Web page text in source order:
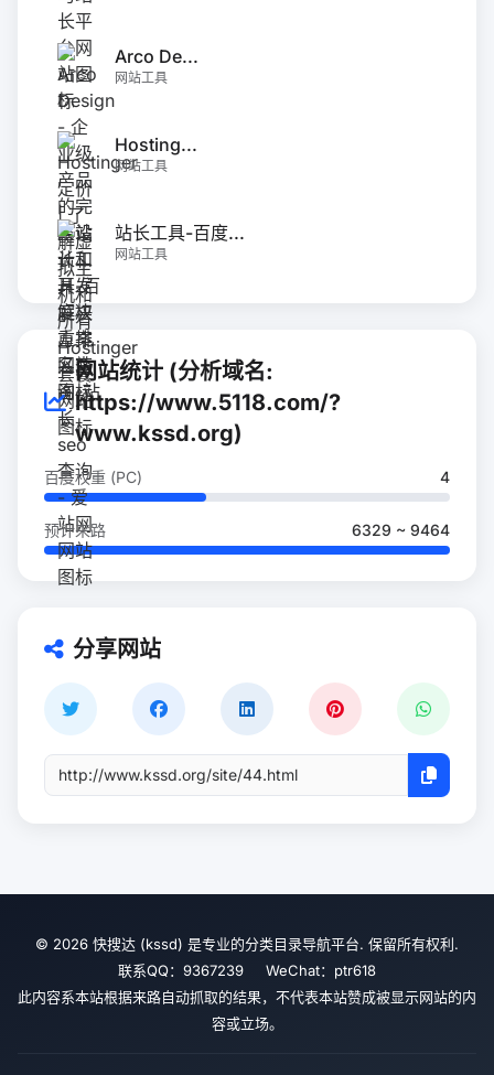
Arco De...
网站工具
Hosting...
网站工具
站长工具-百度...
网站工具
网站统计 (分析域名:
https://www.5118.com/?
www.kssd.org)
百度权重 (PC) 4
预计来路 6329 ~ 9464
分享网站
© 2026 快搜达 (kssd) 是专业的分类目录导航平台. 保留所有权利.
联系QQ：9367239 WeChat：ptr618
此内容系本站根据来路自动抓取的结果，不代表本站赞成被显示网站的内
容或立场。